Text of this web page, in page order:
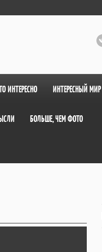
ИНТЕРЕСНО ИНТЕРЕСНЫЙ МИР
БОЛЬШЕ, ЧЕМ ФОТО